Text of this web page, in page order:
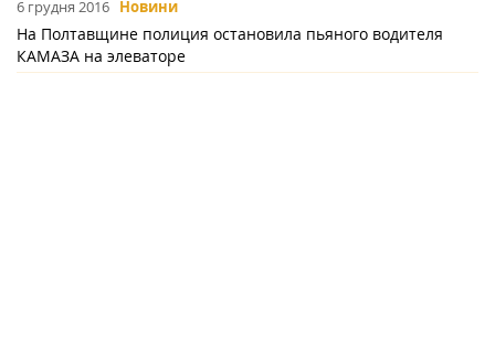
6 грудня 2016 Новини
На Полтавщине полиция остановила пьяного водителя
КАМАЗА на элеваторе